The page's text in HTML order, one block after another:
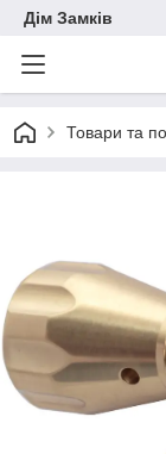
Дім Замків
Товари та